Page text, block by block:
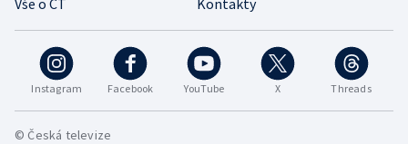
Instagram Facebook YouTube X Threads
© Česká televize